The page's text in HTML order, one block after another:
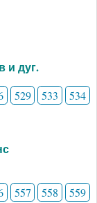
и дуг.
529 533
534
557 558
559